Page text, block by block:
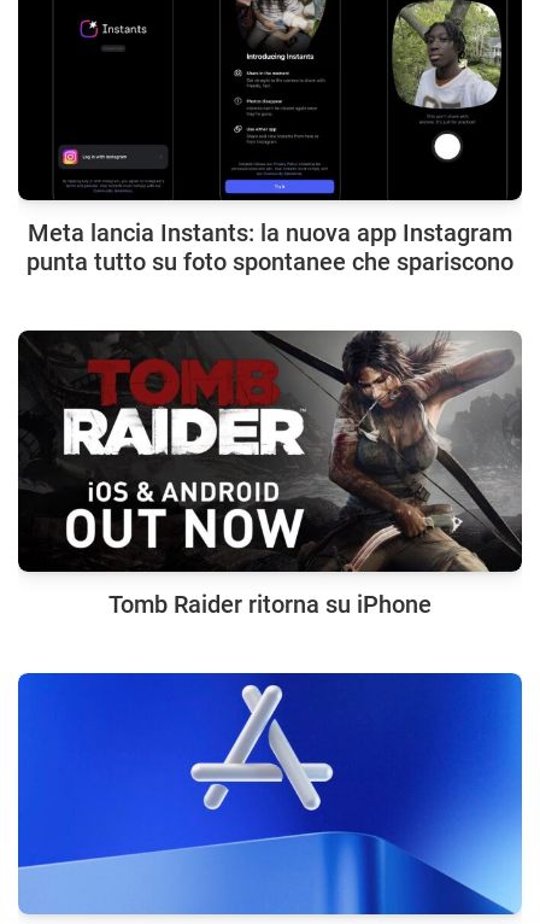
Meta lancia Instants: la nuova app Instagram
punta tutto su foto spontanee che spariscono
Tomb Raider ritorna su iPhone